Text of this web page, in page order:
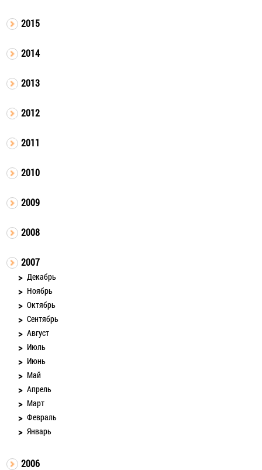
2015
2014
2013
2012
2011
2010
2009
2008
2007
Декабрь
Ноябрь
Октябрь
Сентябрь
Август
Июль
Июнь
Май
Апрель
Март
Февраль
Январь
2006